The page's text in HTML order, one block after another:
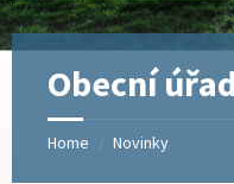
Obecní
Home / Novinky